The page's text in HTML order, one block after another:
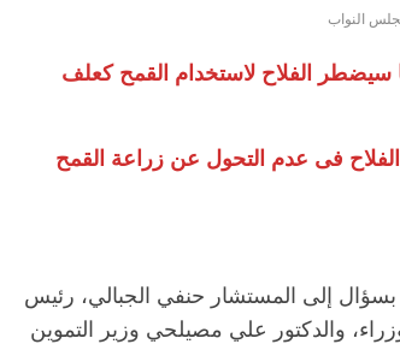
النواب
سيضطر الفلاح لاستخدام القمح كعلف
فى عدم التحول عن زراعة القمح
إلى المستشار حنفي الجبالي، رئيس
والدكتور علي مصيلحي وزير التموين